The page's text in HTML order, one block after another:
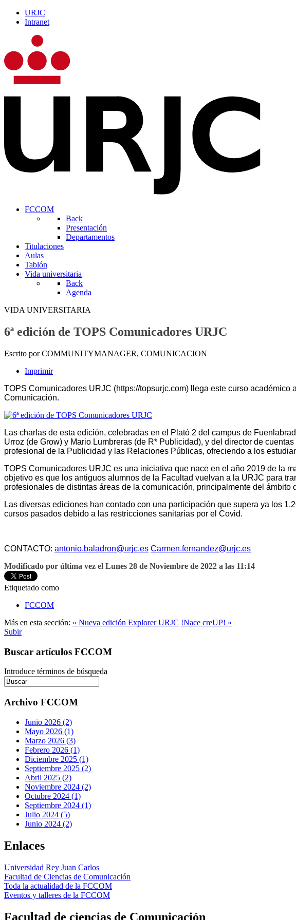
URJC
Intranet
FCCOM
Back
Presentación
Departamentos
Titulaciones
Aulas
Tablón
Vida universitaria
Back
Agenda
VIDA UNIVERSITARIA
6ª edición de TOPS Comunicadores URJC
Escrito por COMMUNITYMANAGER, COMUNICACION
Imprimir
TOPS Comunicadores URJC (https://topsurjc.com) llega este curso
Comunicación.
Las charlas de esta edición, celebradas en el Plató 2 del campus de
Urroz (de Grow) y Mario Lumbreras (de R* Publicidad), y del director de
profesional de la Publicidad y las Relaciones Públicas, ofreciendo a los
TOPS Comunicadores URJC es una iniciativa que nace en el año 2019 de la
objetivo es que los antiguos alumnos de la Facultad vuelvan a la URJC para
profesionales de distintas áreas de la comunicación, principalmente del
Las diversas ediciones han contado con una participación que supera ya los
cursos pasados debido a las restricciones sanitarias por el Covid.
CONTACTO: antonio.baladron@urjc.es Carmen.fernandez@urjc.es
Modificado por última vez el Lunes 28 de Noviembre de 2022 a las 11:14
Etiquetado como
FCCOM
Más en esta sección: « Nueva edición Explorer URJC !Nace creUP! »
Subir
Buscar artículos FCCOM
Introduce términos de búsqueda
Archivo FCCOM
Junio 2026 (2)
Mayo 2026 (1)
Marzo 2026 (3)
Febrero 2026 (1)
Diciembre 2025 (1)
Septiembre 2025 (2)
Abril 2025 (2)
Noviembre 2024 (2)
Octubre 2024 (1)
Septiembre 2024 (1)
Julio 2024 (5)
Junio 2024 (2)
Enlaces
Universidad Rey Juan Carlos
Facultad de Ciencias de Comunicación
Toda la actualidad de la FCCOM
Eventos y talleres de la FCCOM
Facultad de ciencias de Comunicación